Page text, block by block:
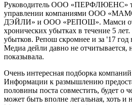
Руководитель ООО «ПЕРФЛЮЕНС»
управлении компаниями ООО
ДЭЙЛИ» и ООО «РЕПОШ». Мамси
хронических убытках в течение 5
убытков. Репош скромнее и за '17 год
Медиа дейли давно не отчитывается,
показывала.
Очень интересная подборка
Информации к размышлению
половины поста совместить, будет о
может быть вполне легальная, хоть и